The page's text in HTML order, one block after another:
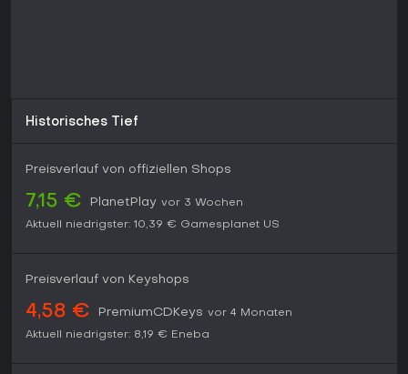
Historisches Tief
Preisverlauf von offiziellen Shops
7,15 € PlanetPlay vor 3 Wochen
Aktuell niedrigster: 10,39 € Gamesplanet US
Preisverlauf von Keyshops
4,58 € PremiumCDKeys vor 4 Monaten
Aktuell niedrigster: 8,19 € Eneba